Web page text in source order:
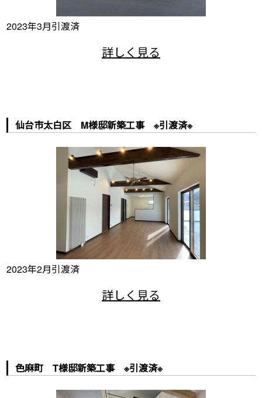
2023年3月引渡済
仙台市太白区 M様邸新築工事 ※引渡済※
2023年2月引渡済
色麻町 T様邸新築工事 ※引渡済※